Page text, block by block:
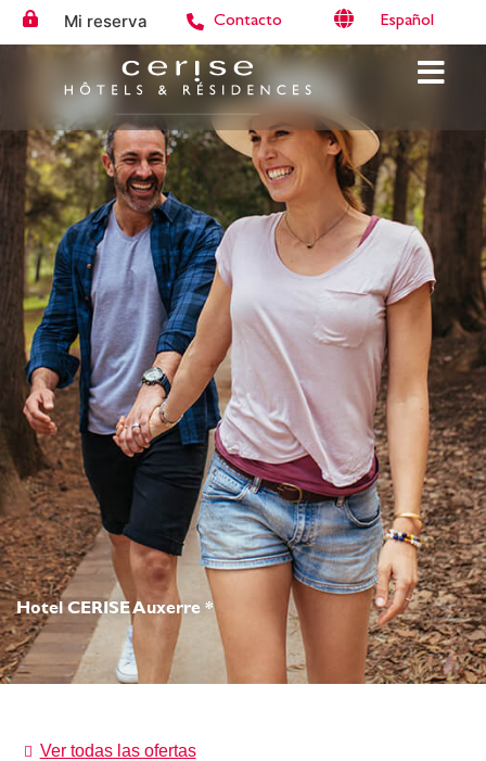
Mi reserva Contacto Español
Hotel CERISE Auxerre *
Ver todas las ofertas